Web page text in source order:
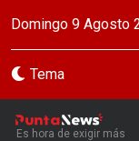
Domingo 9 Agosto
Tema
Es hora de exigir más